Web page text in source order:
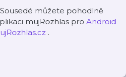
můžete pohodlně
mujRozhlas pro Android
.